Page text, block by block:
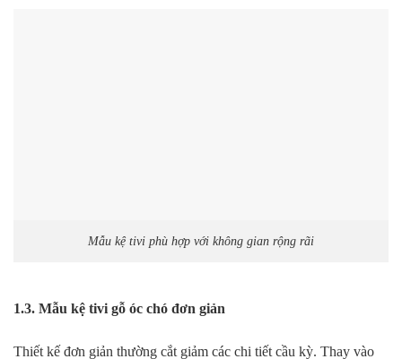
Mẫu kệ tivi phù hợp với không gian rộng rãi
1.3. Mẫu kệ tivi gỗ óc chó đơn giản
Thiết kế đơn giản thường cắt giảm các chi tiết cầu kỳ. Thay vào